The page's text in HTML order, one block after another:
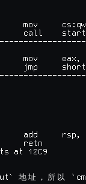
call    start
mov     eax,
jmp     short
add     rsp,
retn
at 12C9
地 址 ， 所 以